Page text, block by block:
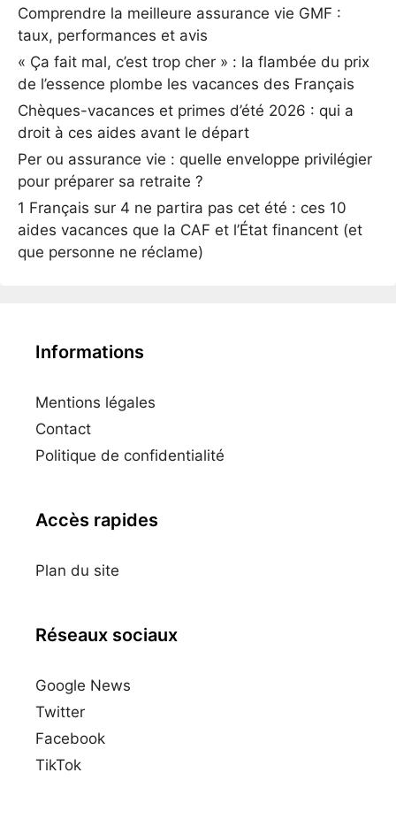
Comprendre la meilleure assurance vie GMF :
taux, performances et avis
« Ça fait mal, c’est trop cher » : la flambée du prix
de l’essence plombe les vacances des Français
Chèques-vacances et primes d’été 2026 : qui a
droit à ces aides avant le départ
Per ou assurance vie : quelle enveloppe privilégier
pour préparer sa retraite ?
1 Français sur 4 ne partira pas cet été : ces 10
aides vacances que la CAF et l’État financent (et
que personne ne réclame)
Informations
Mentions légales
Contact
Politique de confidentialité
Accès rapides
Plan du site
Réseaux sociaux
Google News
Twitter
Facebook
TikTok